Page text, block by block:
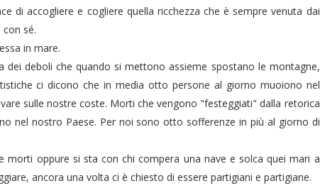
di accogliere e cogliere quella ricchezza che è sempre venuta dai
sé.
in mare.
dei deboli che quando si mettono assieme spostano le montagne,
ci dicono che in media otto persone al giorno muoiono nel
sulle nostre coste. Morti che vengono "festeggiati" dalla retorica
nel nostro Paese. Per noi sono otto sofferenze in più al giorno di
morti oppure si sta con chi compera una nave e solca quei mari a
ancora una volta ci è chiesto di essere partigiani e partigiane.